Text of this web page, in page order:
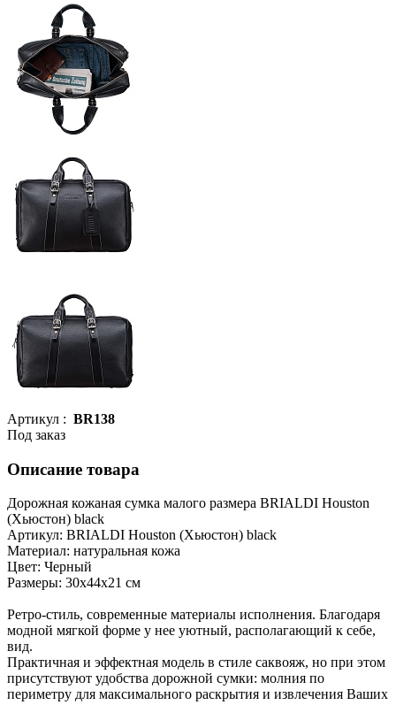
Артикул : BR138
Под заказ
Описание товара
Дорожная кожаная сумка малого размера BRIALDI Houston
(Хьюстон) black
Артикул: BRIALDI Houston (Хьюстон) black
Материал: натуральная кожа
Цвет: Черный
Размеры: 30х44х21 см
Ретро-стиль, современные материалы исполнения. Благодаря
модной мягкой форме у нее уютный, располагающий к себе,
вид.
Практичная и эффектная модель в стиле саквояж, но при этом
присутствуют удобства дорожной сумки: молния по
периметру для максимального раскрытия и извлечения Ваших